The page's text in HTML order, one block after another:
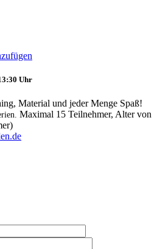
Uhr
Material und jeder Menge Spaß!
Maximal 15 Teilnehmer, Alter von